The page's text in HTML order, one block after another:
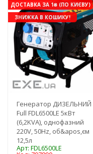
ДОСТАВКА ЗА 1₴ (ПО КИЄВУ)
ЗНИЖКА В КОШИКУ!
Генератор ДИЗЕЛЬНИЙ
Full FDL6500LE 5кВт
(6,2KVA), однофазний
220V, 50Hz, об&apos,єм
12,5л
Арт: FDL6500LE